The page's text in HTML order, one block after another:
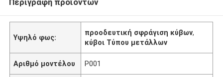
Υψηλό φως:
προοδευτική σφράγιση κύβων,
κύβοι Τύπου μετάλλων
Αριθμό μοντέλου P001